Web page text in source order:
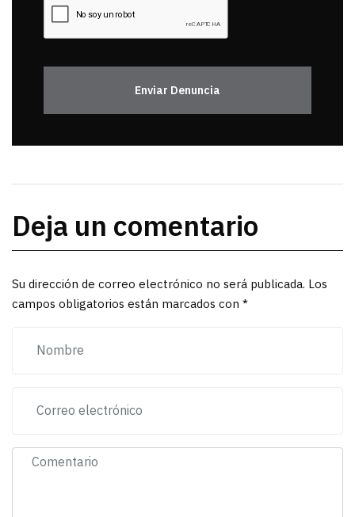
Enviar Denuncia
Deja un comentario
Su dirección de correo electrónico no será publicada. Los
campos obligatorios están marcados con *